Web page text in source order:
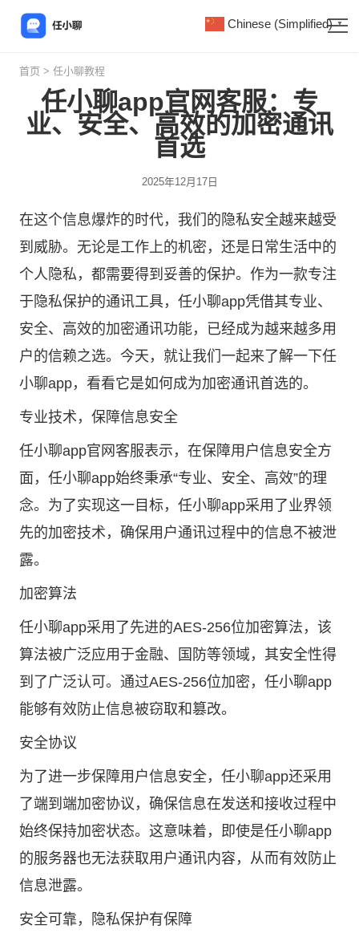
首页 > 任小聊教程
任小聊app官网客服：专
业、安全、高效的加密通讯
首选
2025年12月17日
在这个信息爆炸的时代，我们的隐私安全越来越受
到威胁。无论是工作上的机密，还是日常生活中的
个人隐私，都需要得到妥善的保护。作为一款专注
于隐私保护的通讯工具， 任小聊app凭借其专业、
安全、高效的加密通讯功能，已经成为越来越多用
户的信赖之选。今天，就让我们一起来了解一下任
小聊app，看看它是如何成为加密通讯首选的。
专业技术，保障信息安全
任小聊app官网客服表示，在保障用户信息安全方
面，任小聊app始终秉承“专业、安全、高效”的理
念。为了实现这一目标，任小聊app采用了业界领
先的加密技术，确保用户通讯过程中的信息不被泄
露。
加密算法
任小聊app采用了先进的AES-256位加密算法，该
算法被广泛应用于金融、国防等领域，其安全性得
到了广泛认可。通过AES-256位加密，任小聊app
能够有效防止信息被窃取和篡改。
安全协议
为了进一步保障用户信息安全，任小聊app还采用
了端到端加密协议，确保信息在发送和接收过程中
始终保持加密状态。这意味着，即使是任小聊app
的服务器也无法获取用户通讯内容，从而有效防止
信息泄露。
安全可靠，隐私保护有保障
Chinese (Simplified) ▼